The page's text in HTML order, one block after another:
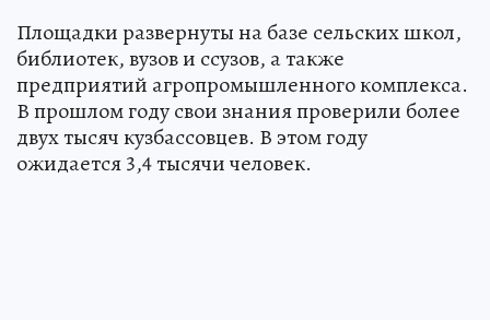
Площадки развернуты на базе сельских школ,
библиотек, вузов и ссузов, а также
предприятий агропромышленного комплекса.
В прошлом году свои знания проверили более
двух тысяч кузбассовцев. В этом году
ожидается 3,4 тысячи человек.